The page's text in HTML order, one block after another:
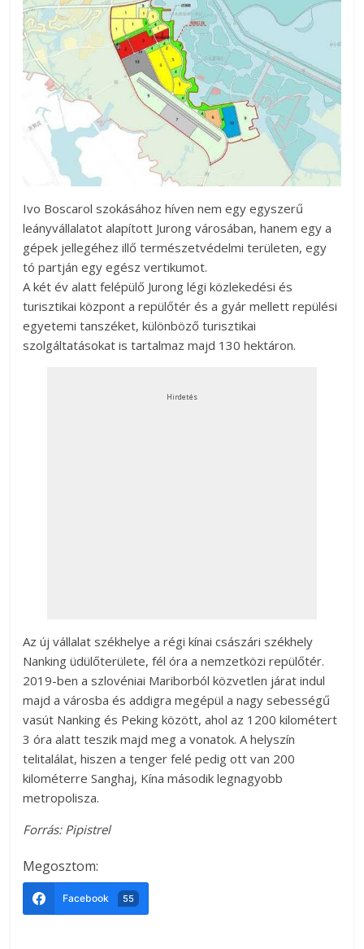
Ivo Boscarol szokásához híven nem egy egyszerű
leányvállalatot alapított Jurong városában, hanem egy a
gépek jellegéhez illő természetvédelmi területen, egy
tó partján egy egész vertikumot.
A két év alatt felépülő Jurong légi közlekedési és
turisztikai központ a repülőtér és a gyár mellett repülési
egyetemi tanszéket, különböző turisztikai
szolgáltatásokat is tartalmaz majd 130 hektáron.
Hirdetés
Az új vállalat székhelye a régi kínai császári székhely
Nanking üdülőterülete, fél óra a nemzetközi repülőtér.
2019-ben a szlovéniai Mariborból közvetlen járat indul
majd a városba és addigra megépül a nagy sebességű
vasút Nanking és Peking között, ahol az 1200 kilométert
3 óra alatt teszik majd meg a vonatok. A helyszín
telitalálat, hiszen a tenger felé pedig ott van 200
kilométerre Sanghaj, Kína második legnagyobb
metropolisza.
Forrás: Pipistrel
Megosztom:
Facebook 55